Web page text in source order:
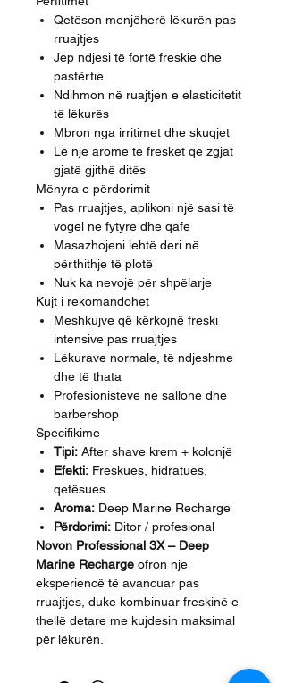
Qetëson menjëherë lëkurën pas
rruajtjes
Jep ndjesi të fortë freskie dhe
pastërtie
Ndihmon në ruajtjen e elasticitetit
të lëkurës
Mbron nga irritimet dhe skuqjet
Lë një aromë të freskët që zgjat
gjatë gjithë ditës
Mënyra e përdorimit
Pas rruajtjes, aplikoni një sasi të
vogël në fytyrë dhe qafë
Masazhojeni lehtë deri në
përthithje të plotë
Nuk ka nevojë për shpëlarje
Kujt i rekomandohet
Meshkujve që kërkojnë freski
intensive pas rruajtjes
Lëkurave normale, të ndjeshme
dhe të thata
Profesionistëve në sallone dhe
barbershop
Specifikime
Tipi: After shave krem + kolonjë
Efekti: Freskues, hidratues,
qetësues
Aroma: Deep Marine Recharge
Përdorimi: Ditor / profesional
Novon Professional 3X – Deep
Marine Recharge ofron një
eksperiencë të avancuar pas
rruajtjes, duke kombinuar freskinë e
thellë detare me kujdesin maksimal
për lëkurën.